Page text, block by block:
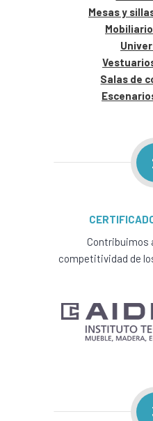
Mesas y
Salas de
Contribuimos
competitividad de